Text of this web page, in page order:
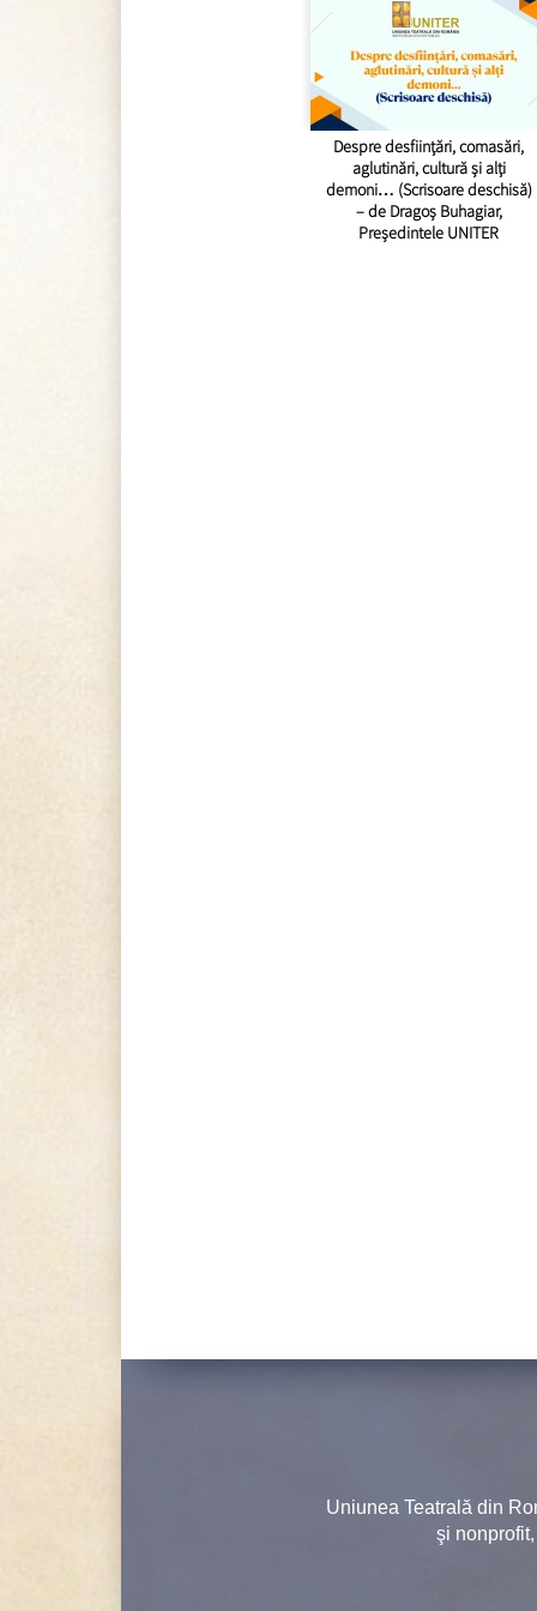
Despre desființări, comasări,
aglutinări, cultură și alți
demoni… (Scrisoare deschisă)
– de Dragoș Buhagiar,
Președintele UNITER
Uniunea Teatrală din
şi